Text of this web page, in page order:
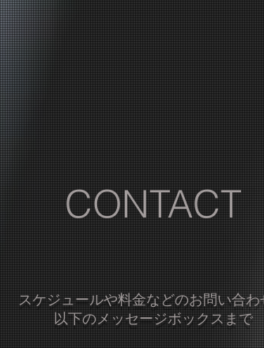
CONTACT
スケジュールや料金などのお問い合わ
以下のメッセージボックスまで